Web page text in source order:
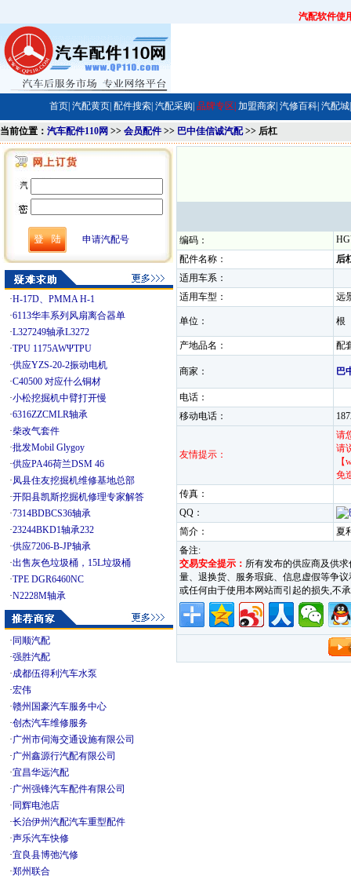
汽配软件使
首页| 汽配黄页| 配件搜索| 汽配采购| 品牌专区| 加盟商家| 汽修百科| 汽配城|
当前位置： 汽车配件110网 >> 会员配件 >> 巴中佳信诚汽配>> 后杠
申请汽配号
·H-17D、PMMA H-1
·6113华丰系列风扇离合器单
·L327249轴承L3272
·TPU 1175AWΨTPU
·供应YZS-20-2振动电机
·C40500 对应什么铜材
·小松挖掘机中臂打开慢
·6316ZZCMLR轴承
·柴改气套件
·批发Mobil Glygoy
·供应PA46荷兰DSM 46
·凤县住友挖掘机维修基地总部
·开阳县凯斯挖掘机修理专家解答
·7314BDBCS36轴承
·23244BKD1轴承232
·供应7206-B-JP轴承
·出售灰色垃圾桶，15L垃圾桶
·TPE DGR6460NC
·N2228M轴承
· 同顺汽配
·强胜汽配
·成都伍得利汽车水泵
·宏伟
·赣州国豪汽车服务中心
·创杰汽车维修服务
·广州市伺海交通设施有限公司
·广州鑫源行汽配有限公司
·宜昌华远汽配
·广州强锋汽车配件有限公司
· 同辉电池店
·长治伊州汽配汽车重型配件
·声乐汽车快修
·宜良县博弛汽修
·郑州联合
编码：
配件名称：
后
适用车系：
适用车型：
单位：
产地品名：
商家： 巴
电话：
移动电话：
友情提示：
请
请
免
传真：
QQ：
简介：
夏
备注:
交易安全提示： 所有发布的供应商及供
量、退换货、服务瑕疵、信息虚假等争
或任何由于使用本网站而引起的损失,